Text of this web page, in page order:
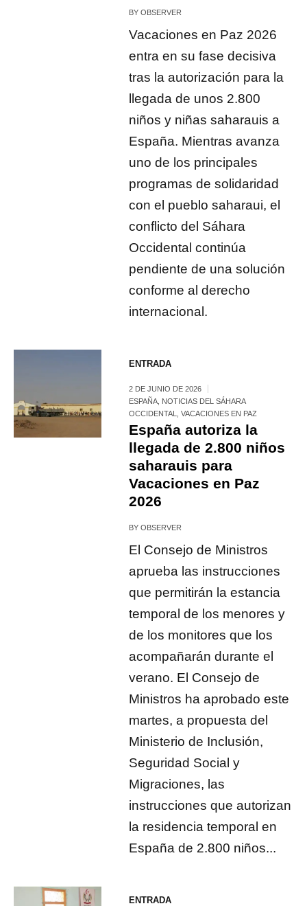
BYOBSERVER
Vacaciones en Paz 2026
entra en su fase decisiva
tras la autorización para la
llegada de unos 2.800
niños y niñas saharauis a
España. Mientras avanza
uno de los principales
programas de solidaridad
con el pueblo saharaui, el
conflicto del Sáhara
Occidental continúa
pendiente de una solución
conforme al derecho
internacional.
ENTRADA
2 DE JUNIO DE 2026
ESPAÑA NOTICIAS DEL SÁHARA
OCCIDENTAL
,VACACIONES EN PAZ
España autoriza la
llegada de 2.800 niños
saharauis para
Vacaciones en Paz
2026
BYOBSERVER
El Consejo de Ministros
aprueba las instrucciones
que permitirán la estancia
temporal de los menores y
de los monitores que los
acompañarán durante el
verano. El Consejo de
Ministros ha aprobado este
martes, a propuesta del
Ministerio de Inclusión,
Seguridad Social y
Migraciones, las
instrucciones que autorizan
la residencia temporal en
España de 2.800 niños...
ENTRADA